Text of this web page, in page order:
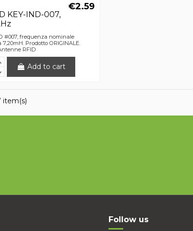
KEY-IND-007,
€2.59
#007, frequenza nominale
Prodotto ORIGINALE.
RFID
Add to cart
item(s)
Follow us